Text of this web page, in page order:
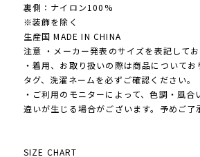
裏側：ナイロン100%
※装飾を除く
生産国 MADE IN CHINA
注意 ・メーカー発表のサイズを表記してお
・着用、お取り扱いの際は商品について
タグ、洗濯ネームを必ずご確認ください。
・ご利用のモニターによって、色調・風合
違いが生じる場合がございます。予めご了
SIZE CHART